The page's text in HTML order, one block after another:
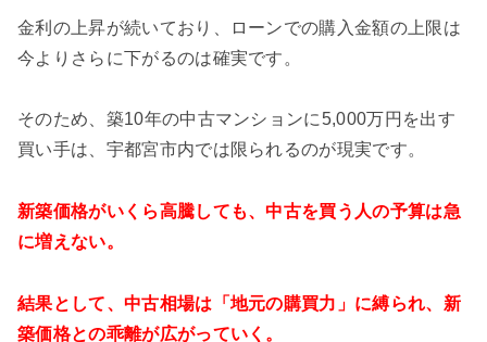
金利の上昇が続いており、ローンでの購入金額の上限は
今よりさらに下がるのは確実です。
そのため、築10年の中古マンションに5,000万円を出す
買い手は、宇都宮市内では限られるのが現実です。
新築価格がいくら高騰しても、中古を買う人の予算は急
に増えない。
結果として、中古相場は「地元の購買力」に縛られ、新
築価格との乖離が広がっていく。